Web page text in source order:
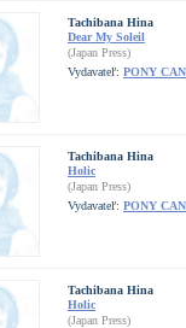
Tachibana Hina
Dear My Soleil
(Japan Press)
Vydavateľ: PONY
Tachibana Hina
Holic
(Japan Press)
Vydavateľ: PONY
Tachibana Hina
Holic
(Japan Press)